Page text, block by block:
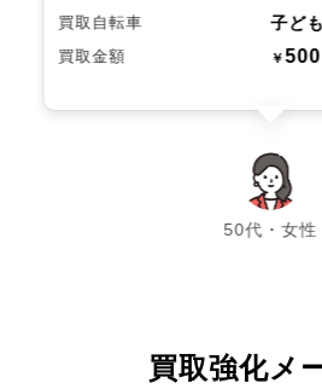
買取自転車 子ど
買取金額 ￥500
50代・女性
chevron_left chevron_right
買取強化メ